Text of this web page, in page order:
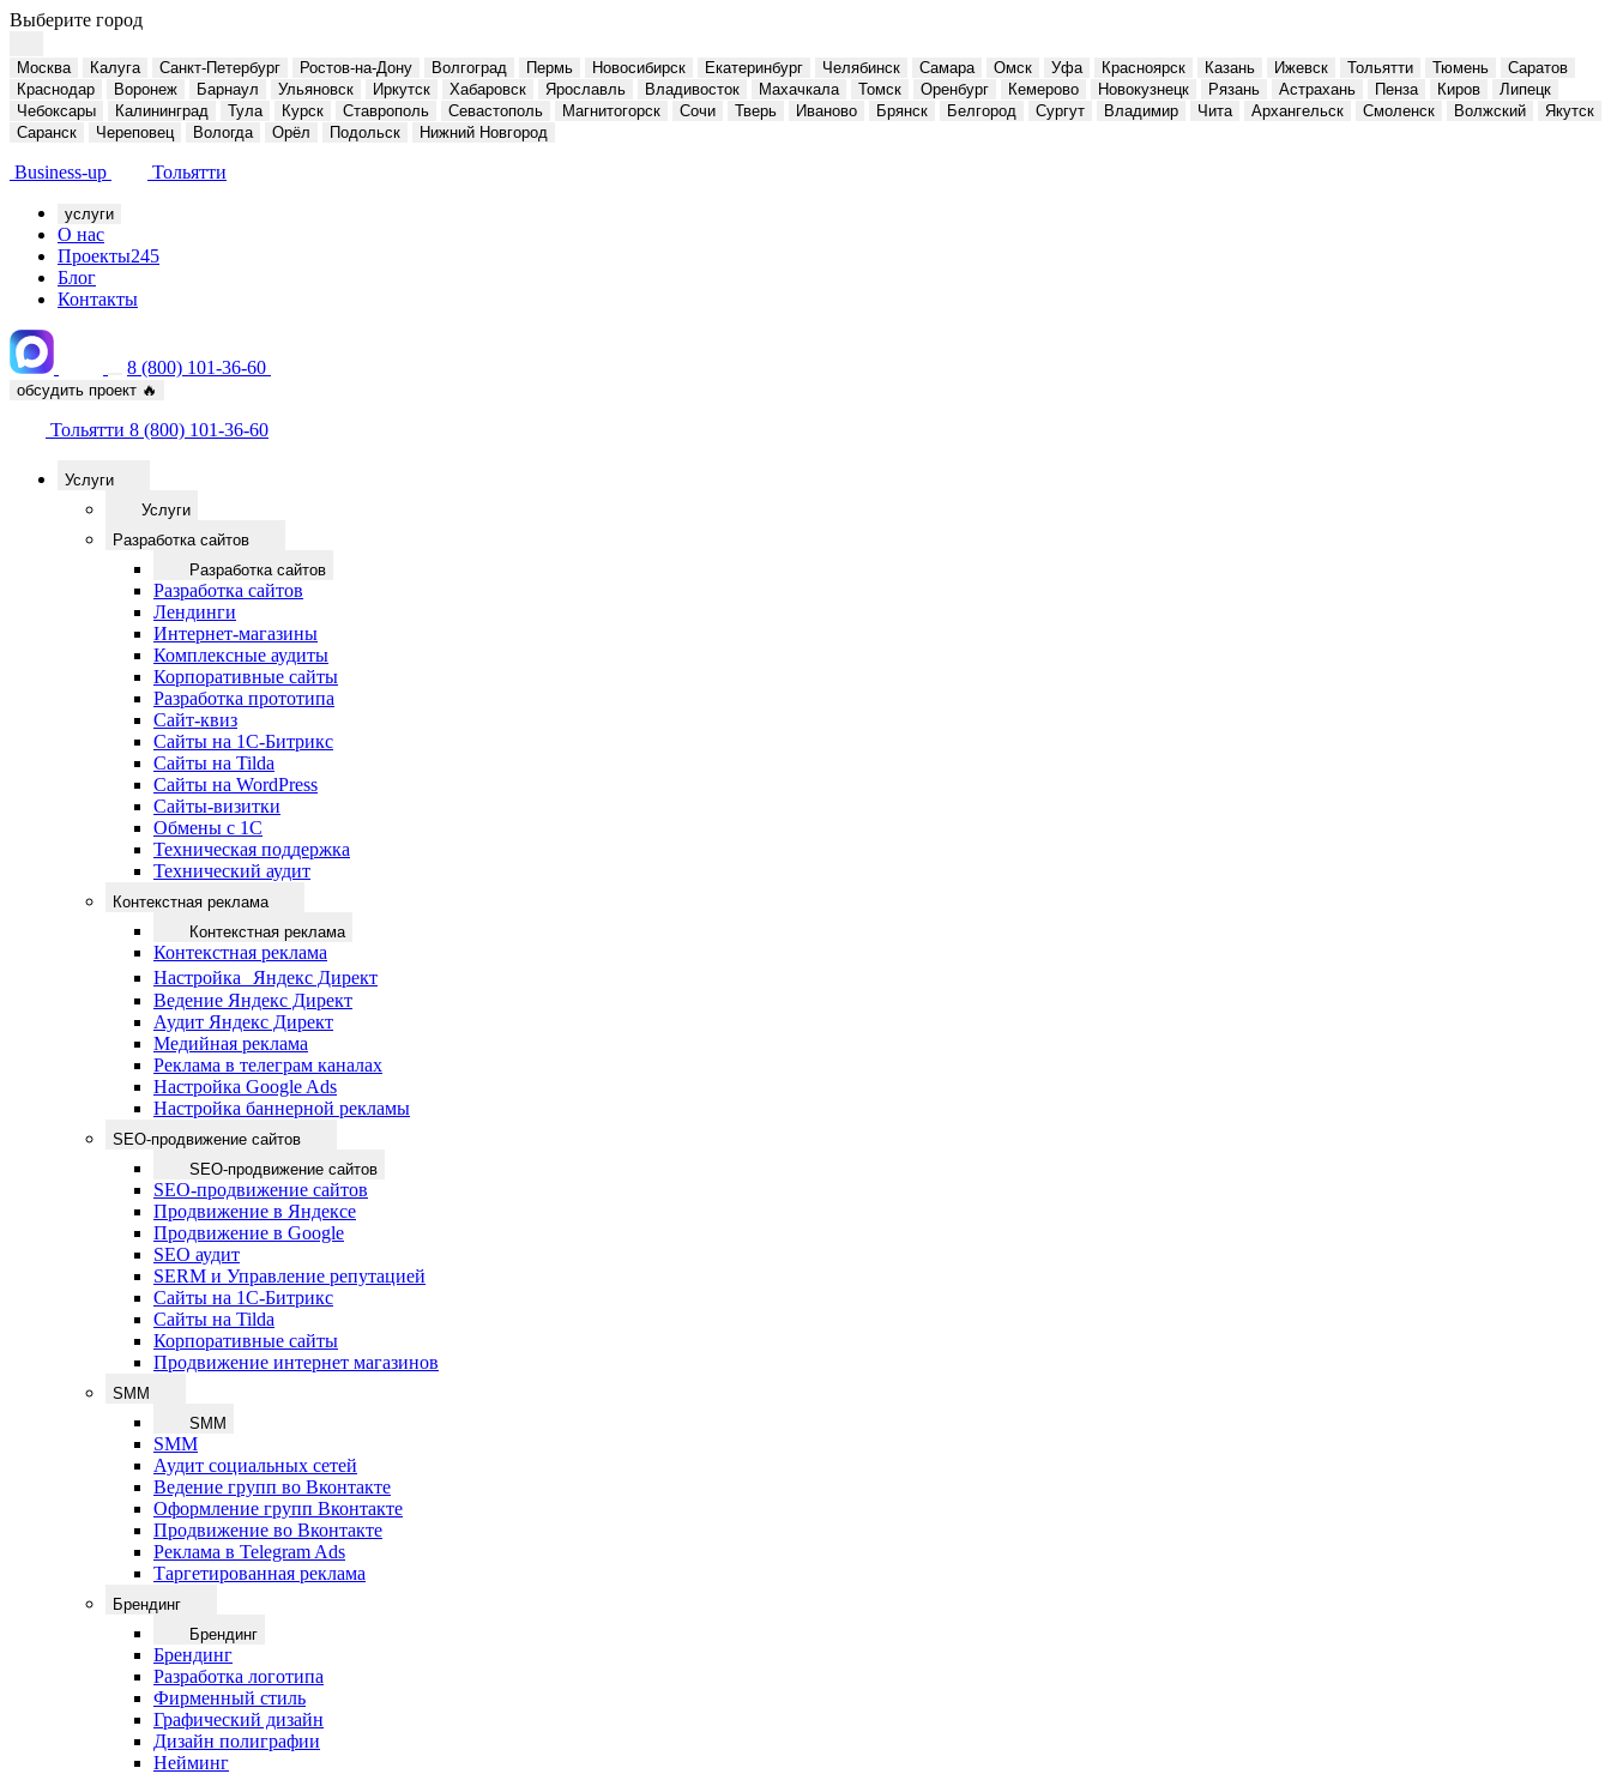
Выберите город
Москва Калуга Санкт-Петербург Ростов-на-Дону Волгоград Пермь Новосибирск Екатеринбург Челябинск Самара Омск Уфа Красноярск Казань Ижевск Тольятти Тюмень
Саратов
Краснодар
Воронеж Барнаул Ульяновск Иркутск Хабаровск Ярославль Владивосток Махачкала Томск Оренбург Кемерово Новокузнецк Рязань Астрахань Пенза Киров
Липецк
Чебоксары
Калининград Тула Курск Ставрополь Севастополь Магнитогорск Сочи Тверь Иваново Брянск Белгород Сургут Владимир Чита Архангельск Смоленск Волжский
Якутск
Саранск
Череповец Вологда Орёл Подольск Нижний Новгород
Business-up Тольятти
услуги
О нас
Проекты245
Блог
Контакты
8 (800) 101-36-60
обсудить проект 🔥
Тольятти 8 (800) 101-36-60
Услуги
Услуги
Разработка сайтов
Разработка сайтов
Разработка сайтов
Лендинги
Интернет-магазины
Комплексные аудиты
Корпоративные сайты
Разработка прототипа
Сайт-квиз
Сайты на 1С-Битрикс
Сайты на Tilda
Сайты на WordPress
Сайты-визитки
Обмены с 1С
Техническая поддержка
Технический аудит
Контекстная реклама
Контекстная реклама
Контекстная реклама
Настройка Яндекс Директ
Ведение Яндекс Директ
Аудит Яндекс Директ
Медийная реклама
Реклама в телеграм каналах
Настройка Google Ads
Настройка баннерной рекламы
SEO-продвижение сайтов
SEO-продвижение сайтов
SEO-продвижение сайтов
Продвижение в Яндексе
Продвижение в Google
SEO аудит
SERM и Управление репутацией
Сайты на 1С-Битрикс
Сайты на Tilda
Корпоративные сайты
Продвижение интернет магазинов
SMM
SMM
SMM
Аудит социальных сетей
Ведение групп во Вконтакте
Оформление групп Вконтакте
Продвижение во Вконтакте
Реклама в Telegram Ads
Таргетированная реклама
Брендинг
Брендинг
Брендинг
Разработка логотипа
Фирменный стиль
Графический дизайн
Дизайн полиграфии
Нейминг